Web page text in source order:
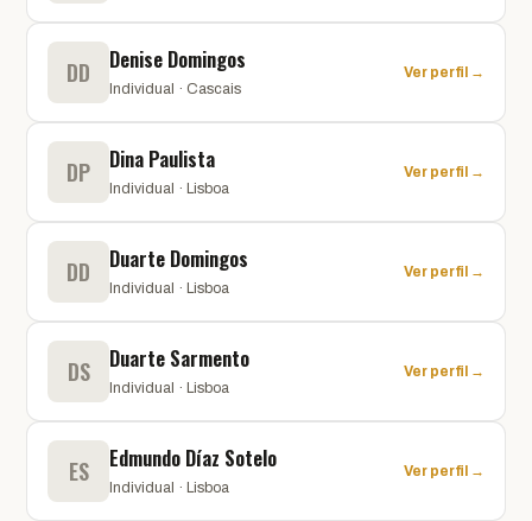
DD Denise Domingos
Individual · Cascais
Ver perfil →
DP Dina Paulista
Individual · Lisboa
Ver perfil →
DD Duarte Domingos
Individual · Lisboa
Ver perfil →
DS Duarte Sarmento
Individual · Lisboa
Ver perfil →
ES Edmundo Díaz Sotelo
Individual · Lisboa
Ver perfil →